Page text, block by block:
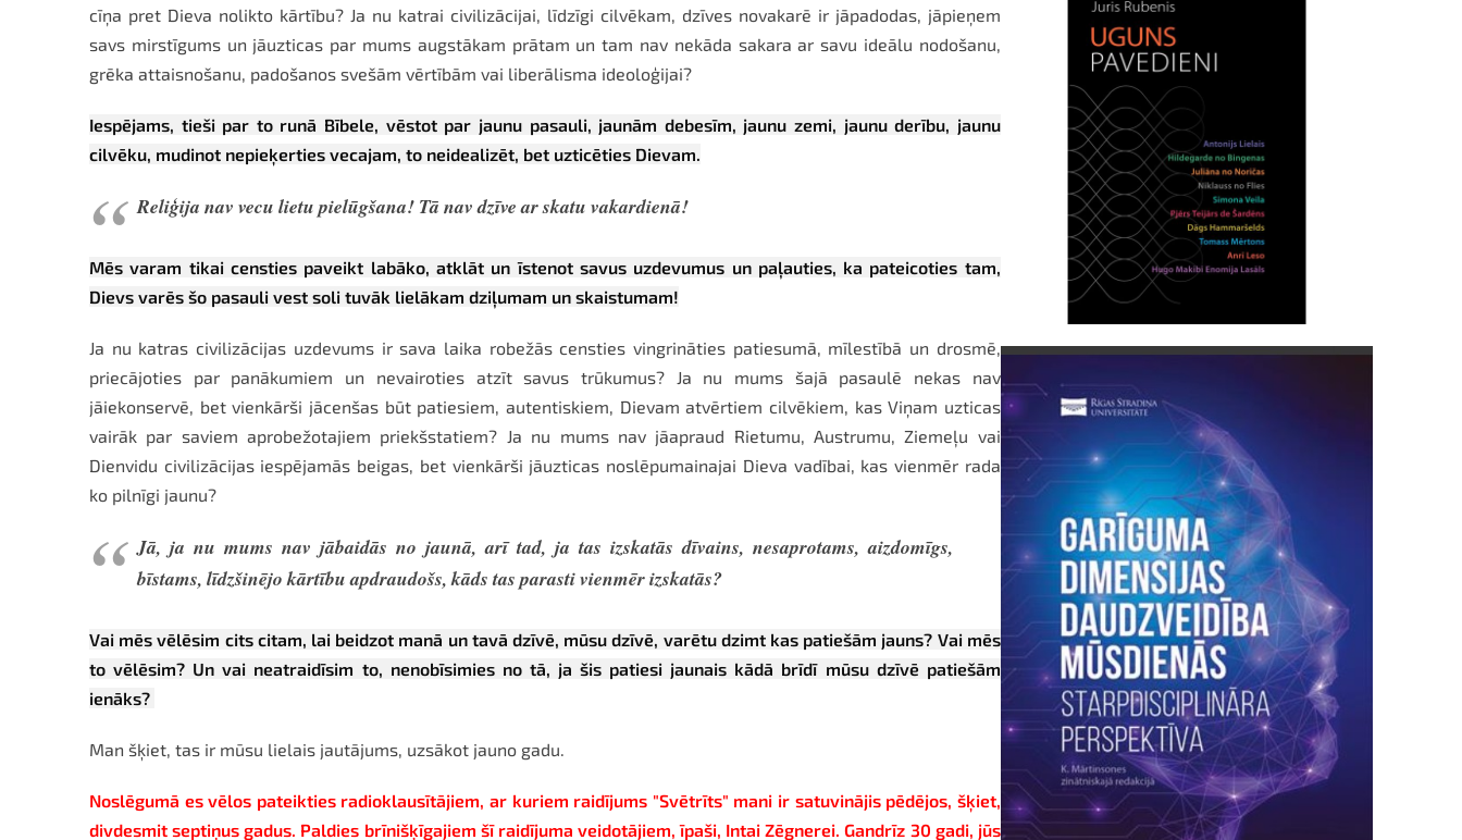
cīņa pret Dieva nolikto kārtību? Ja nu katrai civilizācijai, līdzīgi cilvēkam, dzīves novakarē ir jāpadodas, jāpieņem
savs mirstīgums un jāuzticas par mums augstākam prātam un tam nav nekāda sakara ar savu ideālu nodošanu,
grēka attaisnošanu, padošanos svešām vērtībām vai liberālisma ideoloģijai?
Iespējams, tieši par to runā Bībele, vēstot par jaunu pasauli, jaunām debesīm, jaunu zemi, jaunu derību, jaunu
cilvēku, mudinot nepieķerties vecajam, to neidealizēt, bet uzticēties Dievam.
Reliģija nav vecu lietu pielūgšana! Tā nav dzīve ar skatu vakardienā!
Mēs varam tikai censties paveikt labāko, atklāt un īstenot savus uzdevumus un paļauties, ka pateicoties tam,
Dievs varēs šo pasauli vest soli tuvāk lielākam dziļumam un skaistumam!
Ja nu katras civilizācijas uzdevums ir sava laika robežās censties vingrināties patiesumā, mīlestībā un drosmē,
priecājoties par panākumiem un nevairoties atzīt savus trūkumus? Ja nu mums šajā pasaulē nekas nav
jāiekonservē, bet vienkārši jācenšas būt patiesiem, autentiskiem, Dievam atvērtiem cilvēkiem, kas Viņam uzticas
vairāk par saviem aprobežotajiem priekšstatiem? Ja nu mums nav jāapraud Rietumu, Austrumu, Ziemeļu vai
Dienvidu civilizācijas iespējamās beigas, bet vienkārši jāuzticas noslēpumainajai Dieva vadībai, kas vienmēr rada
ko pilnīgi jaunu?
Jā, ja nu mums nav jābaidās no jaunā, arī tad, ja tas izskatās dīvains, nesaprotams, aizdomīgs,
bīstams, līdzšinējo kārtību apdraudošs, kāds tas parasti vienmēr izskatās?
Vai mēs vēlēsim cits citam, lai beidzot manā un tavā dzīvē, mūsu dzīvē, varētu dzimt kas patiešām jauns? Vai mēs
to vēlēsim? Un vai neatraidīsim to, nenobīsimies no tā, ja šis patiesi jaunais kādā brīdī mūsu dzīvē patiešām
ienāks?
Man šķiet, tas ir mūsu lielais jautājums, uzsākot jauno gadu.
Noslēgumā es vēlos pateikties radioklausītājiem, ar kuriem raidījums "Svētrīts" mani ir satuvinājis pēdējos, šķiet,
divdesmit septiņus gadus. Paldies brīnišķīgajiem šī raidījuma veidotājiem, īpaši, Intai Zēgnerei. Gandrīz 30 gadi, jūs